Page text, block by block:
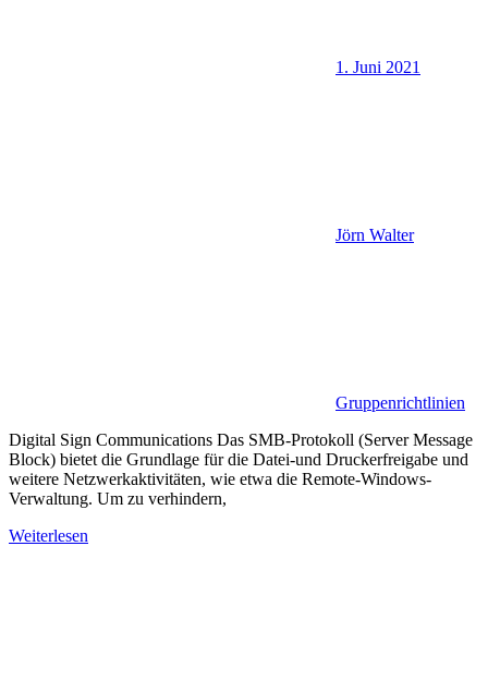
1. Juni 2021
Jörn Walter
Gruppenrichtlinien
Digital Sign Communications Das SMB-Protokoll (Server Message
Block) bietet die Grundlage für die Datei-und Druckerfreigabe und
weitere Netzwerkaktivitäten, wie etwa die Remote-Windows-
Verwaltung. Um zu verhindern,
Weiterlesen